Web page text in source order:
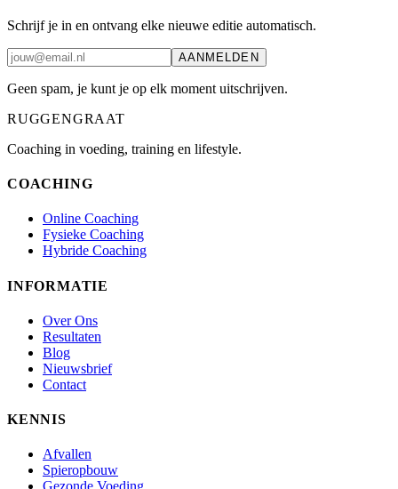
Schrijf je in en ontvang elke nieuwe editie automatisch.
AANMELDEN
Geen spam, je kunt je op elk moment uitschrijven.
RUGGENGRAAT
Coaching in voeding, training en lifestyle.
COACHING
Online Coaching
Fysieke Coaching
Hybride Coaching
INFORMATIE
Over Ons
Resultaten
Blog
Nieuwsbrief
Contact
KENNIS
Afvallen
Spieropbouw